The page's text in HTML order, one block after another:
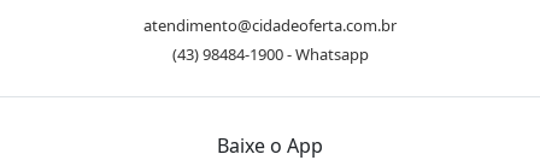
atendimento@cidadeoferta.com.br
(43) 98484-1900 - Whatsapp
Baixe o App